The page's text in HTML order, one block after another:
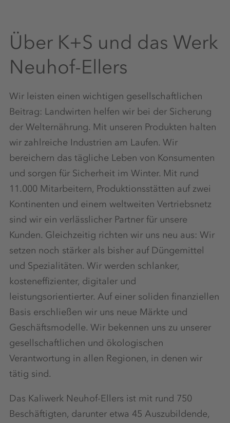
Über K+S und das Werk
Neuhof-Ellers
Wir leisten einen wichtigen gesellschaftlichen
Beitrag: Landwirten helfen wir bei der Sicherung
der Welternährung. Mit unseren Produkten halten
wir zahlreiche Industrien am Laufen. Wir
bereichern das tägliche Leben von Konsumenten
und sorgen für Sicherheit im Winter. Mit rund
11.000 Mitarbeitern, Produktionsstätten auf zwei
Kontinenten und einem weltweiten Vertriebsnetz
sind wir ein verlässlicher Partner für unsere
Kunden. Gleichzeitig richten wir uns neu aus: Wir
setzen noch stärker als bisher auf Düngemittel
und Spezialitäten. Wir werden schlanker,
kosteneffizienter, digitaler und
leistungsorientierter. Auf einer soliden finanziellen
Basis erschließen wir uns neue Märkte und
Geschäftsmodelle. Wir bekennen uns zu unserer
gesellschaftlichen und ökologischen
Verantwortung in allen Regionen, in denen wir
tätig sind.
Das Kaliwerk Neuhof-Ellers ist mit rund 750
Beschäftigten, darunter etwa 45 Auszubildende,